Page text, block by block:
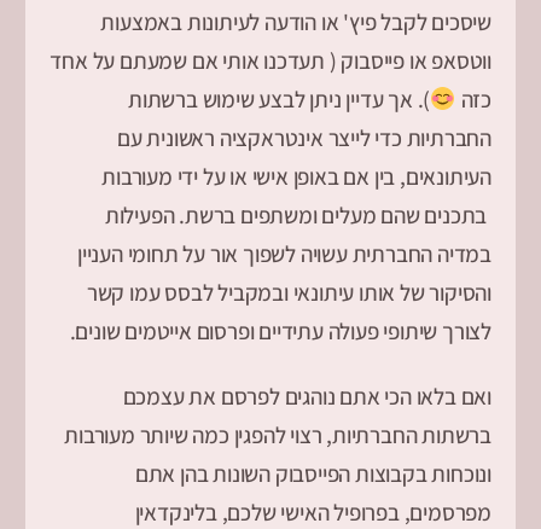
שיסכים לקבל פיץ' או הודעה לעיתונות באמצעות
ווטסאפ או פייסבוק ( תעדכנו אותי אם שמעתם על אחד
כזה
). אך עדיין ניתן לבצע שימוש ברשתות
החברתיות כדי לייצר אינטראקציה ראשונית עם
העיתונאים, בין אם באופן אישי או על ידי מעורבות
בתכנים שהם מעלים ומשתפים ברשת. הפעילות
במדיה החברתית עשויה לשפוך אור על תחומי העניין
והסיקור של אותו עיתונאי ובמקביל לבסס עמו קשר
לצורך שיתופי פעולה עתידיים ופרסום אייטמים שונים.
ואם בלאו הכי אתם נוהגים לפרסם את עצמכם
ברשתות החברתיות, רצוי להפגין כמה שיותר מעורבות
ונוכחות בקבוצות הפייסבוק השונות בהן אתם
מפרסמים, בפרופיל האישי שלכם, בלינקדאין